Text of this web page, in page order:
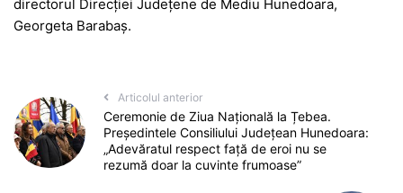
directorul Direcției Județene de Mediu Hunedoara,
Georgeta Barabaș.
Articolul anterior
Ceremonie de Ziua Națională la Țebea.
Președintele Consiliului Județean Hunedoara:
„Adevăratul respect față de eroi nu se
rezumă doar la cuvinte frumoase”